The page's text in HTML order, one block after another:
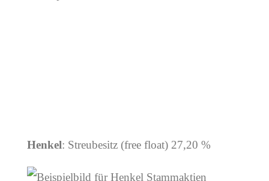
Henkel: Streubesitz (free float) 27,20 %